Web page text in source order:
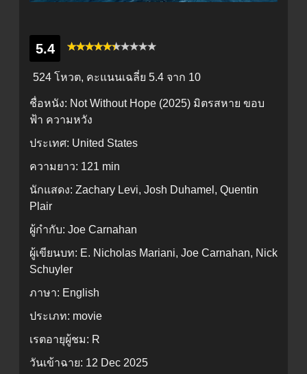
5.4
524 โหวต, คะแนนเฉลี่ย 5.4 จาก 10
ชื่อหนัง: Not Without Hope (2025) มิตรสหาย ขอบ
ฟ้า ความหวัง
ประเทศ: United States
ความยาว: 121 min
นักแสดง: Zachary Levi, Josh Duhamel, Quentin
Plair
ผู้กำกับ: Joe Carnahan
ผู้เขียนบท: E. Nicholas Mariani, Joe Carnahan, Nick
Schuyler
ภาษา: English
ประเภท: movie
เรตอายุผู้ชม: R
วันเข้าฉาย: 12 Dec 2025